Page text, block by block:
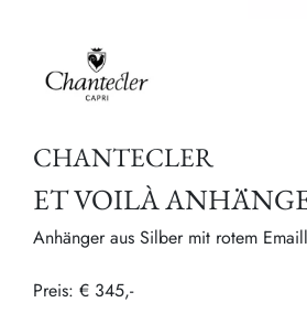
CHANTECLER
ET VOILÀ
Anhänger aus Silber mit rotem
Preis: € 345,-